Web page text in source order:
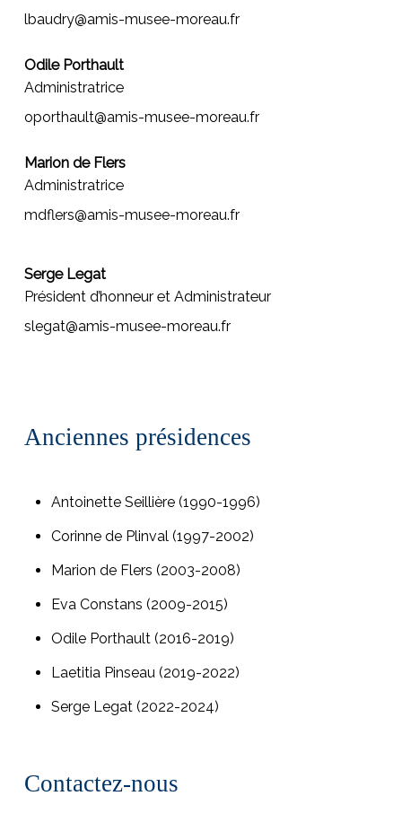
lbaudry@amis-musee-moreau.fr
Odile Porthault
Administratrice
oporthault@amis-musee-moreau.fr
Marion de Flers
Administratrice
mdflers@amis-musee-moreau.fr
Serge Legat
Président d’honneur et Administrateur
slegat@amis-musee-moreau.fr
Anciennes présidences
Antoinette Seillière (1990-1996)
Corinne de Plinval (1997-2002)
Marion de Flers (2003-2008)
Eva Constans (2009-2015)
Odile Porthault (2016-2019)
Laetitia Pinseau (2019-2022)
Serge Legat (2022-2024)
Contactez-nous